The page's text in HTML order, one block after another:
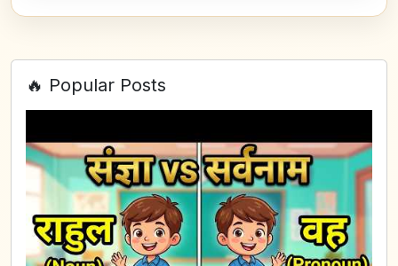
🔥 Popular Posts